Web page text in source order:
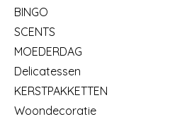
BINGO
SCENTS
MOEDERDAG
Delicatessen
KERSTPAKKETTEN
Woondecoratie